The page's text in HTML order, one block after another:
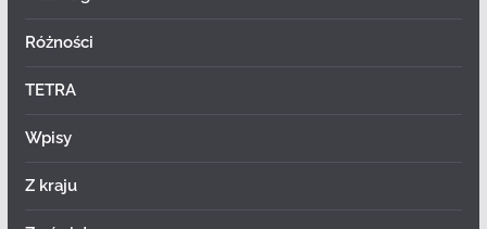
Różności
TETRA
Wpisy
Z kraju